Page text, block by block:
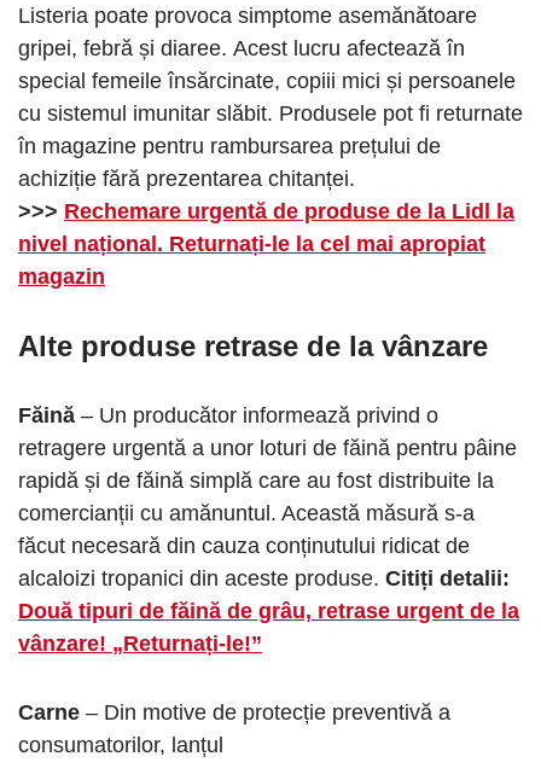
Listeria poate provoca simptome asemănătoare
gripei, febră și diaree. Acest lucru afectează în
special femeile însărcinate, copiii mici și persoanele
cu sistemul imunitar slăbit. Produsele pot fi returnate
în magazine pentru rambursarea prețului de
achiziție fără prezentarea chitanței.
>>> Rechemare urgentă de produse de la Lidl la
nivel național. Returnați-le la cel mai apropiat
magazin
Alte produse retrase de la vânzare
Făină – Un producător informează privind o
retragere urgentă a unor loturi de făină pentru pâine
rapidă și de făină simplă care au fost distribuite la
comercianții cu amănuntul. Această măsură s-a
făcut necesară din cauza conținutului ridicat de
alcaloizi tropanici din aceste produse. Citiți detalii:
Două tipuri de făină de grâu, retrase urgent de la
vânzare! „Returnați-le!”
Carne – Din motive de protecție preventivă a
consumatorilor, lanțul